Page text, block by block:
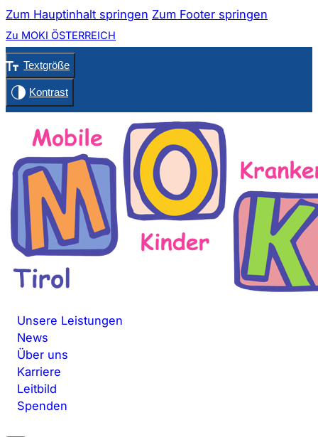
Zum Hauptinhalt springen Zum Footer springen
Zu MOKI ÖSTERREICH
Textgröße
Unsere Leistungen
News
Über uns
Karriere
Leitbild
Spenden